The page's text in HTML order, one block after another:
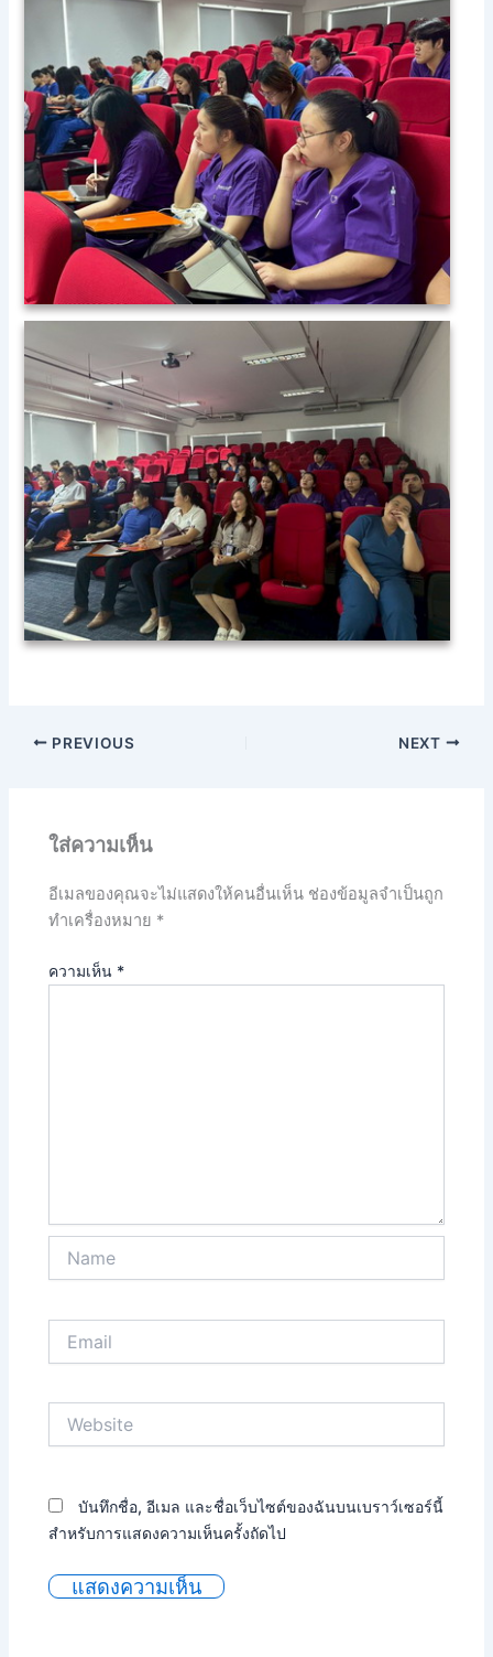
PREVIOUS NEXT
ใส่ความเห็น
อีเมลของคุณจะไม่แสดงให้คนอื่นเห็น ช่องข้อมูลจำเป็นถูก
ทำเครื่องหมาย *
ความเห็น *
บันทึกชื่อ, อีเมล และชื่อเว็บไซต์ของฉันบนเบราว์เซอร์นี้
สำหรับการแสดงความเห็นครั้งถัดไป